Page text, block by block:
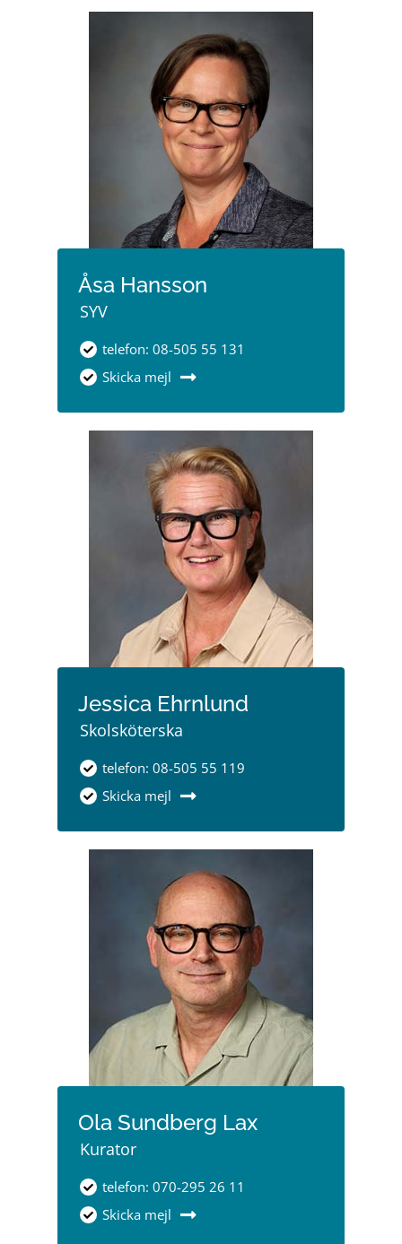
Åsa Hansson
SYV
telefon: 08-505 55 131
Skicka mejl
Jessica Ehrnlund
Skolsköterska
telefon: 08-505 55 119
Skicka mejl
Ola Sundberg Lax
Kurator
telefon: 070-295 26 11
Skicka mejl